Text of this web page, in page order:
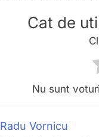
Cat de
Nu sunt
Radu Vornicu